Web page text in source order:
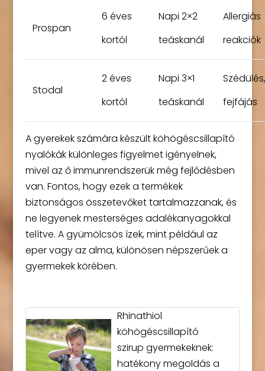
Prospan
6 éves
kortól
Napi 2×2
teáskanál
Allergiás
reakciók
Stodal
2 éves
kortól
Napi 3×1
teáskanál
Szédülés,
fejfájás
A gyerekek számára készült köhögéscsillapító
nyalókák különleges figyelmet igényelnek,
mivel az ő immunrendszerük még fejlődésben
van. Fontos, hogy ezek a termékek
biztonságos összetevőket tartalmazzanak, és
ne legyenek mesterséges adalékanyagokkal
telítve. A gyümölcsös ízek, mint például az
eper vagy az alma, különösen népszerűek a
gyermekek körében.
Rhinathiol
köhögéscsillapító
szirup gyermekeknek:
hatékony megoldás a